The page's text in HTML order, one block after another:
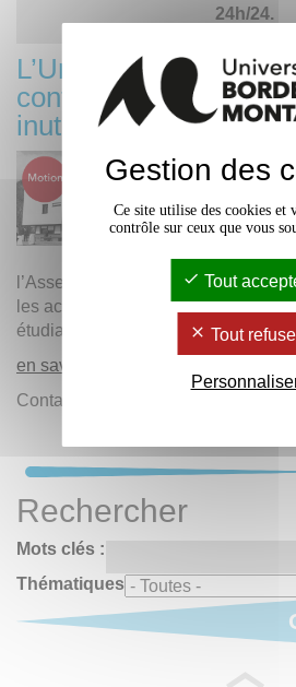
24h/24.
L’Université Bordeaux
contre une réforme
inutile et injuste
Le
de loi
qui est
l’Assemblée nationale depuis le 6
les actions de mobilisation des
étudiantes et étudiants exigeant son
en savoir plus +
Contact :
Rechercher
Mots clés :
Thématiques
Gestion des
Ce site utilise des cookies et
contrôle sur ceux que vous
Tout
Tout